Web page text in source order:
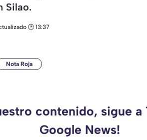
Silao.
🕑 13:37
Nota Roja
contenido, sigue
Google News!